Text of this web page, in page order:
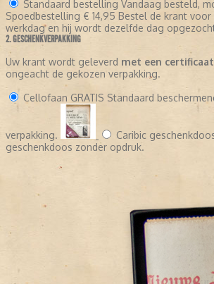
Standaard bestelling Vandaag besteld,
Spoedbestelling € 14,95 Bestel de krant voor
werkdag en hij wordt dezelfde dag
2. GESCHENKVERPAKKING
Uw krant wordt geleverd met een
ongeacht de gekozen verpakking.
Cellofaan GRATIS Standaard
verpakking. Caribic
geschenkdoos zonder opdruk.